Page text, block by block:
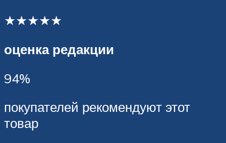
★★★★★
оценка редакции
94%
покупателей рекомендуют этот
товар